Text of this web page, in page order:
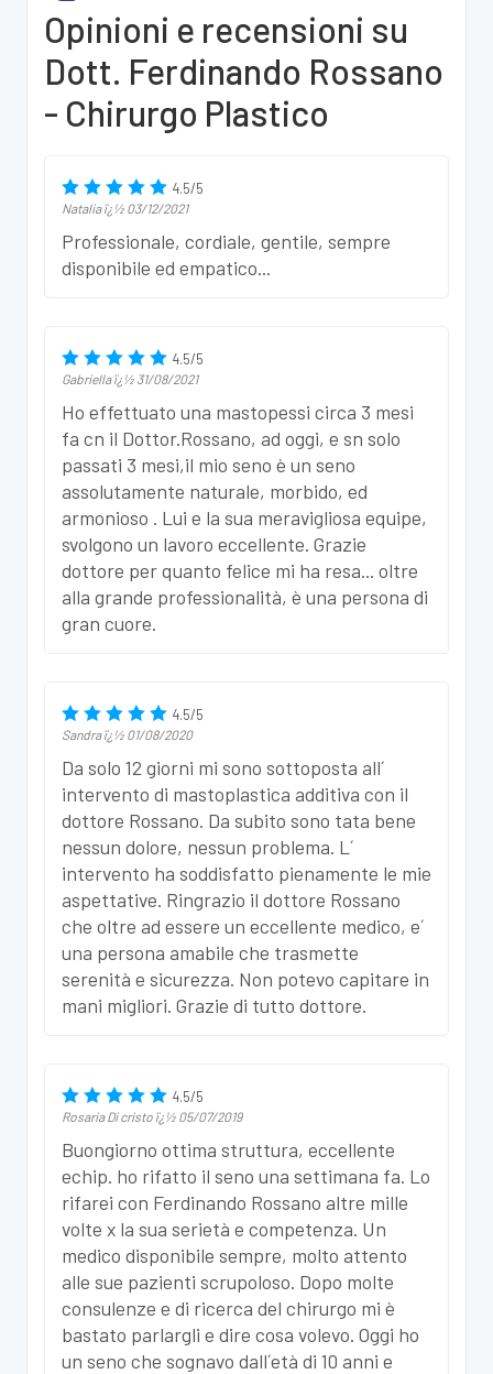
Opinioni e recensioni su
Dott. Ferdinando Rossano
- Chirurgo Plastico
4.5/5
Nataliaï¿½ 03/12/2021
Professionale, cordiale, gentile, sempre
disponibile ed empatico...
4.5/5
Gabriellaï¿½ 31/08/2021
Ho effettuato una mastopessi circa 3 mesi
fa cn il Dottor.Rossano, ad oggi, e sn solo
passati 3 mesi,il mio seno è un seno
assolutamente naturale, morbido, ed
armonioso . Lui e la sua meravigliosa equipe,
svolgono un lavoro eccellente. Grazie
dottore per quanto felice mi ha resa... oltre
alla grande professionalità, è una persona di
gran cuore.
4.5/5
Sandraï¿½ 01/08/2020
Da solo 12 giorni mi sono sottoposta all´
intervento di mastoplastica additiva con il
dottore Rossano. Da subito sono tata bene
nessun dolore, nessun problema. L´
intervento ha soddisfatto pienamente le mie
aspettative. Ringrazio il dottore Rossano
che oltre ad essere un eccellente medico, e´
una persona amabile che trasmette
serenità e sicurezza. Non potevo capitare in
mani migliori. Grazie di tutto dottore.
4.5/5
Rosaria Di cristo ï¿½ 05/07/2019
Buongiorno ottima struttura, eccellente
echip. ho rifatto il seno una settimana fa. Lo
rifarei con Ferdinando Rossano altre mille
volte x la sua serietà e competenza. Un
medico disponibile sempre, molto attento
alle sue pazienti scrupoloso. Dopo molte
consulenze e di ricerca del chirurgo mi è
bastato parlargli e dire cosa volevo. Oggi ho
un seno che sognavo dall´età di 10 anni e